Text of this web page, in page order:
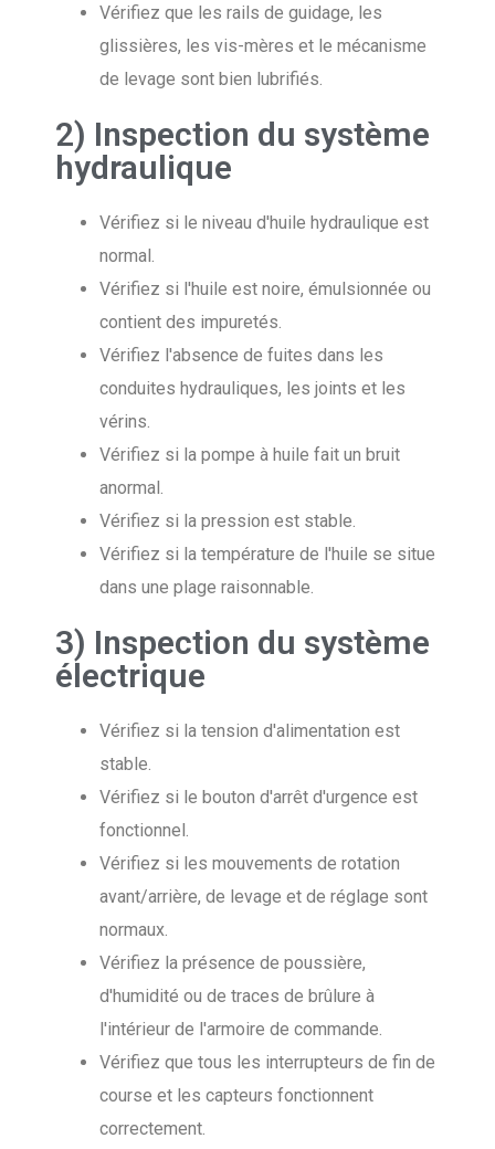
Vérifiez que les rails de guidage, les
glissières, les vis-mères et le mécanisme
de levage sont bien lubrifiés.
2) Inspection du système
hydraulique
Vérifiez si le niveau d'huile hydraulique est
normal.
Vérifiez si l'huile est noire, émulsionnée ou
contient des impuretés.
Vérifiez l'absence de fuites dans les
conduites hydrauliques, les joints et les
vérins.
Vérifiez si la pompe à huile fait un bruit
anormal.
Vérifiez si la pression est stable.
Vérifiez si la température de l'huile se situe
dans une plage raisonnable.
3) Inspection du système
électrique
Vérifiez si la tension d'alimentation est
stable.
Vérifiez si le bouton d'arrêt d'urgence est
fonctionnel.
Vérifiez si les mouvements de rotation
avant/arrière, de levage et de réglage sont
normaux.
Vérifiez la présence de poussière,
d'humidité ou de traces de brûlure à
l'intérieur de l'armoire de commande.
Vérifiez que tous les interrupteurs de fin de
course et les capteurs fonctionnent
correctement.